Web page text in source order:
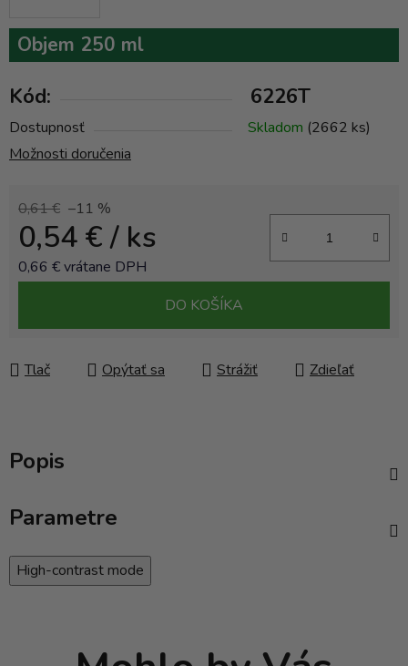
Objem 250 ml
Kód: 6226T
Dostupnosť Skladom (2662 ks)
Možnosti doručenia
0,61 € –11 %
0,54 €/ ks
0,66 € vrátane DPH
DO KOŠÍKA
Tlač Opýtať sa Strážiť Zdieľať
Popis
Parametre
High-contrast mode